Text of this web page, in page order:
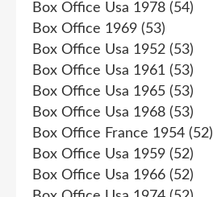
Box Office Usa 1978 (54)
Box Office 1969 (53)
Box Office Usa 1952 (53)
Box Office Usa 1961 (53)
Box Office Usa 1965 (53)
Box Office Usa 1968 (53)
Box Office France 1954 (52)
Box Office Usa 1959 (52)
Box Office Usa 1966 (52)